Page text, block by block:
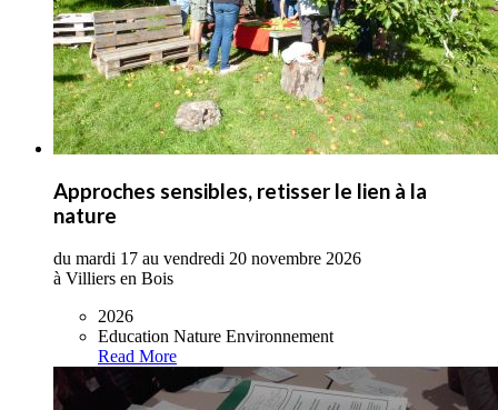
Approches sensibles, retisser le lien à la
nature
du mardi 17 au vendredi 20 novembre 2026
à Villiers en Bois
2026
Education Nature Environnement
Read More